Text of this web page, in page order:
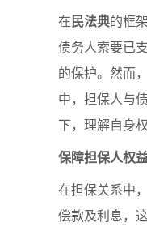
在民法典的框
债务人索要已
的保护。然而
中，担保人与
下，理解自身
保障担保人权
在担保关系中，
偿款及利息，